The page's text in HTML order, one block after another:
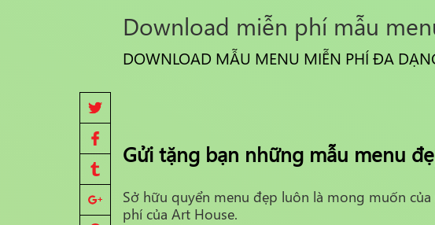
Download miễn phí mẫu
DOWNLOAD MẪU MENU MIỄN PHÍ ĐA
Gửi tặng bạn những mẫu menu
Sở hữu quyển menu đẹp luôn là mong muốn
phí của Art House.